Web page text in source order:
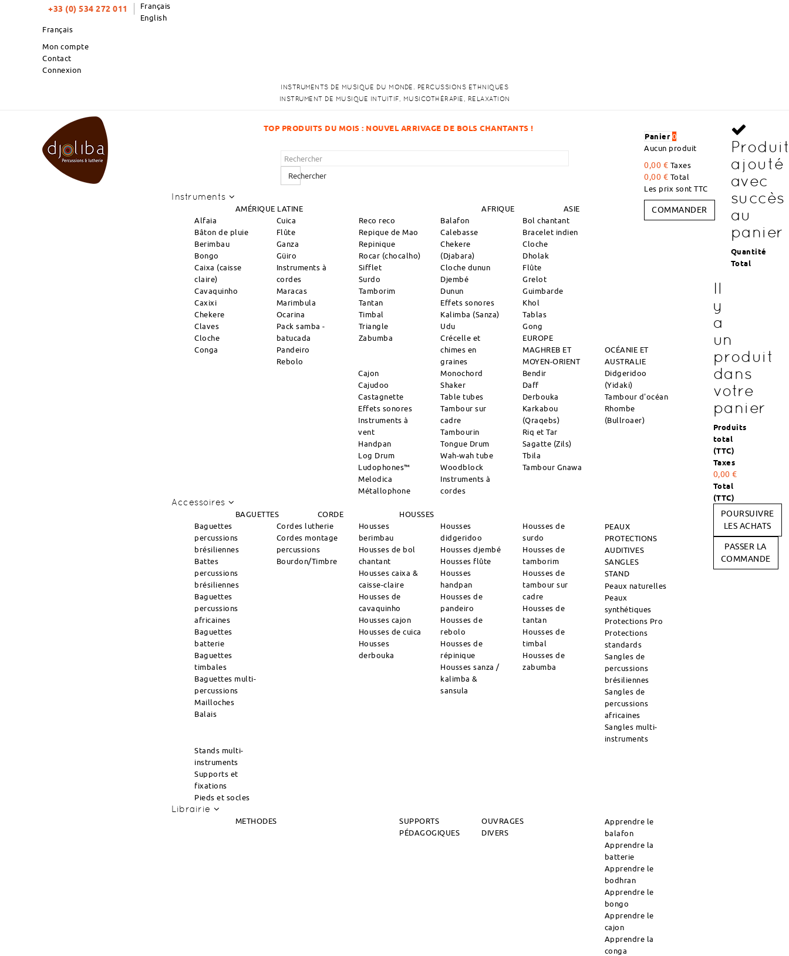
+33 (0) 534 272 011
Français
English
Français
Mon compte
Contact
Connexion
INSTRUMENTS DE MUSIQUE DU MONDE. PERCUSSIONS ETHNIQUES
INSTRUMENT DE MUSIQUE INTUITIF, MUSICOTHÉRAPIE, RELAXATION
TOP PRODUITS DU MOIS : NOUVEL ARRIVAGE DE BOLS CHANTANTS ! DÉCOUVREZ DES ARTICLES À DES PRIX
Rechercher
Instruments
AMÉRIQUE LATINE AFRIQUE
ASIE
Alfaia
Bâton de pluie
Berimbau
Bongo
Caixa (caisse
claire)
Cavaquinho
Caxixi
Chekere
Claves
Cloche
Conga
Cuica
Flûte
Ganza
Güiro
Instruments à
cordes
Maracas
Marimbula
Ocarina
Pack samba -
batucada
Pandeiro
Rebolo
Reco reco
Repique de Mao
Repinique
Rocar (chocalho)
Sifflet
Surdo
Tamborim
Tantan
Timbal
Triangle
Zabumba
Balafon
Calebasse
Chekere
(Djabara)
Cloche dunun
Djembé
Dunun
Effets sonores
Kalimba (Sanza)
Udu
Crécelle et
chimes en
graines
Bol chantant
Bracelet indien
Cloche
Dholak
Flûte
Grelot
Guimbarde
Khol
Tablas
Gong
EUROPE
MAGHREB ET
MOYEN-ORIENT
OCÉANIE ET
AUSTRALIE
Cajon
Cajudoo
Castagnette
Effets sonores
Instruments à
vent
Handpan
Log Drum
Ludophones™
Melodica
Métallophone
Monochord
Shaker
Table tubes
Tambour sur
cadre
Tambourin
Tongue Drum
Wah-wah tube
Woodblock
Instruments à
cordes
Bendir
Daff
Derbouka
Karkabou
(Qraqebs)
Riq et Tar
Sagatte (Zils)
Tbila
Tambour Gnawa
Didgeridoo
(Yidaki)
Tambour d'océan
Rhombe
(Bullroaer)
Accessoires
BAGUETTES CORDE
HOUSSES
Baguettes
percussions
brésiliennes
Battes
percussions
brésiliennes
Baguettes
percussions
africaines
Baguettes
batterie
Baguettes
timbales
Baguettes multi-
percussions
Mailloches
Balais
Cordes lutherie
Cordes montage
percussions
Bourdon/Timbre
Housses
berimbau
Housses de bol
chantant
Housses caixa &
caisse-claire
Housses de
cavaquinho
Housses cajon
Housses de cuica
Housses
derbouka
Housses
didgeridoo
Housses djembé
Housses flûte
Housses
handpan
Housses de
pandeiro
Housses de
rebolo
Housses de
répinique
Housses sanza /
kalimba &
sansula
Housses de
surdo
Housses de
tamborim
Housses de
tambour sur
cadre
Housses de
tantan
Housses de
timbal
Housses de
zabumba
PEAUX
PROTECTIONS
AUDITIVES
SANGLES
STAND
Peaux naturelles
Peaux
synthétiques
Protections Pro
Protections
standards
Sangles de
percussions
brésiliennes
Sangles de
percussions
africaines
Sangles multi-
instruments
Stands multi-
instruments
Supports et
fixations
Pieds et socles
Librairie
METHODES
SUPPORTS
PÉDAGOGIQUES
OUVRAGES
DIVERS
Apprendre le
balafon
Apprendre la
batterie
Apprendre le
bodhran
Apprendre le
bongo
Apprendre le
cajon
Apprendre la
conga
Panier 0
Aucun produit
0,00 € Taxes
0,00 € Total
Les prix sont TTC
COMMANDER
ajouté
avec
succès
au
panier
Quantité
Total
Il
y
a
un
produit
dans
votre
panier
Produits
total
(TTC)
Taxes
0,00 €
Total
(TTC)
POURSUIVRE
LES ACHATS
PASSER LA
COMMANDE